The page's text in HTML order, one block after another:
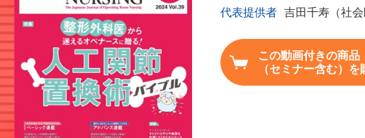
代表提供者 吉田千寿（社
この動画付きの商品
（セミナー含む）を